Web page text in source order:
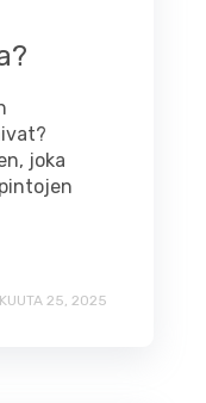
joka
25, 2025